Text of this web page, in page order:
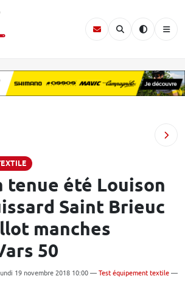
tenue été Louison
Saint Brieuc
manches
50
19 novembre 2018 10:00 — Test équipement textile —